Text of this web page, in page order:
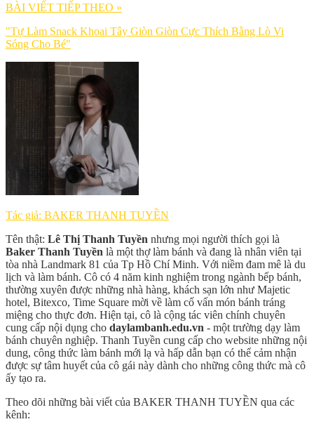
BÀI VIẾT TIẾP THEO »
"Tự Làm Snack Khoai Tây Giòn Giòn Cực Thích Bằng Lò Vi
Sóng Cho Bé"
Tác giả: BAKER THANH TUYỀN
Tên thật: Lê Thị Thanh Tuyền nhưng mọi người thích gọi là
Baker Thanh Tuyền là một thợ làm bánh và đang là nhân viên tại
tòa nhà Landmark 81 của Tp Hồ Chí Minh. Với niềm đam mê là du
lịch và làm bánh. Cô có 4 năm kinh nghiệm trong ngành bếp bánh,
thường xuyên được những nhà hàng, khách sạn lớn như Majetic
hotel, Bitexco, Time Square mời về làm cố vấn món bánh tráng
miệng cho thực đơn. Hiện tại, cô là cộng tác viên chính chuyên
cung cấp nội dụng cho daylambanh.edu.vn - một trường dạy làm
bánh chuyên nghiệp. Thanh Tuyền cung cấp cho website những nội
dung, công thức làm bánh mới lạ và hấp dẫn bạn có thể cảm nhận
được sự tâm huyết của cô gái này dành cho những công thức mà cô
ấy tạo ra.
Theo dõi những bài viết của BAKER THANH TUYỀN qua các
kênh: